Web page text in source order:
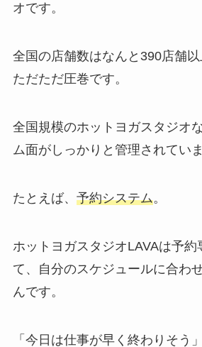
オです。
全国の店舗数はなんと 390店舗以
ただただ圧巻です。
全国規模のホットヨガスタジオ
ム面がしっかりと管理されていま
たとえば、 予約システム。
ホットヨガスタジオLAVAは予約
て、自分のスケジュールに合わ
んです。
「今日は仕事が早く終わりそう」